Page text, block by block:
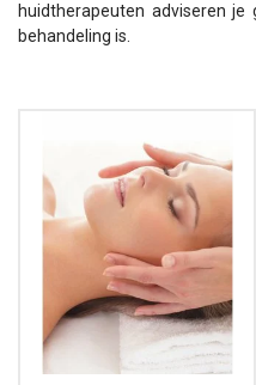
huidtherapeuten adviseren
behandeling is.